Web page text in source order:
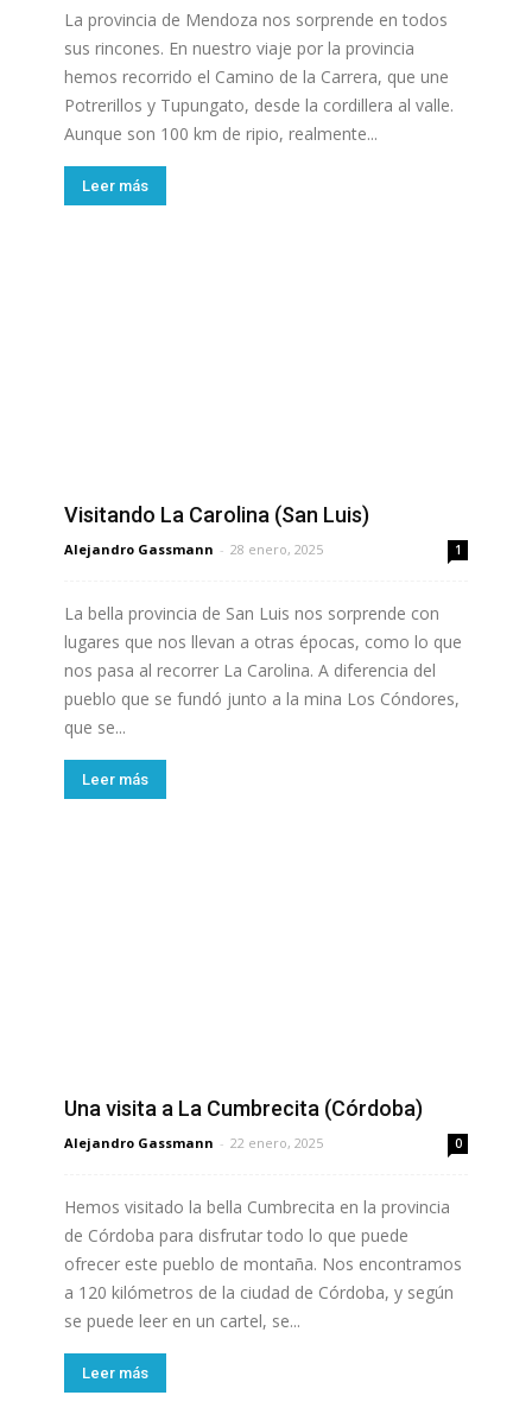
La provincia de Mendoza nos sorprende en todos
sus rincones. En nuestro viaje por la provincia
hemos recorrido el Camino de la Carrera, que une
Potrerillos y Tupungato, desde la cordillera al valle.
Aunque son 100 km de ripio, realmente...
Leer más
Visitando La Carolina (San Luis)
Alejandro Gassmann - 28 enero, 2025 1
La bella provincia de San Luis nos sorprende con
lugares que nos llevan a otras épocas, como lo que
nos pasa al recorrer La Carolina. A diferencia del
pueblo que se fundó junto a la mina Los Cóndores,
que se...
Leer más
Una visita a La Cumbrecita (Córdoba)
Alejandro Gassmann - 22 enero, 2025 0
Hemos visitado la bella Cumbrecita en la provincia
de Córdoba para disfrutar todo lo que puede
ofrecer este pueblo de montaña. Nos encontramos
a 120 kilómetros de la ciudad de Córdoba, y según
se puede leer en un cartel, se...
Leer más